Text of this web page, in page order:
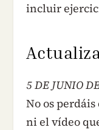
incluir
5 DE JUNIO
No os
ni el vídeo